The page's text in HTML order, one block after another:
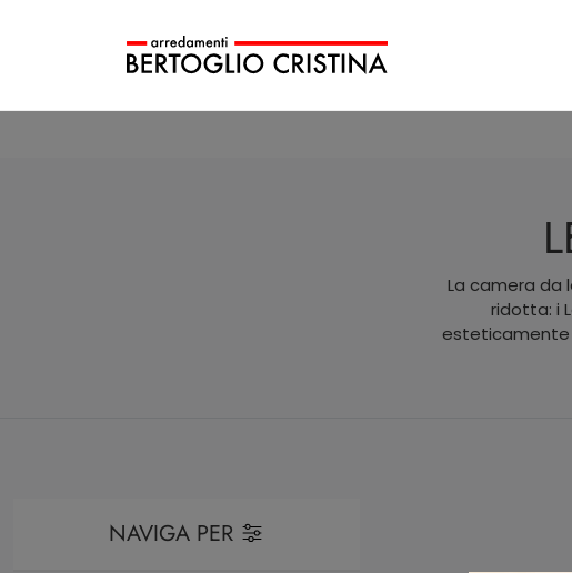
La camera da
ridotta: i
esteticamente
NAVIGA PER